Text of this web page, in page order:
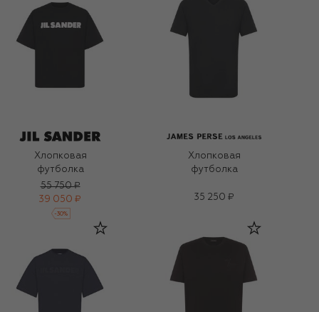
Хлопковая
футболка
55 750 ₽
39 050 ₽
-30%
Хлопковая
футболка
35 250 ₽